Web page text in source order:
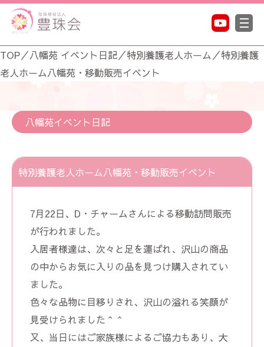
TOP／八幡苑 イベント日記／特別養護老人ホーム ／特別養護
老人ホーム八幡苑・移動販売イベント
八幡苑イベント日記
特別養護老人ホーム八幡苑・移動販売イベント
7月22日、D・チャームさんによる移動訪問販売
が行われました。
入居者様達は、次々と足を運ばれ、沢山の商品
の中からお気に入りの品を見つけ購入されてい
ました。
色々な品物に目移りされ、沢山の溢れる笑顔が
見受けられました＾＾
又、当日にはご家族様によるご協力もあり、大